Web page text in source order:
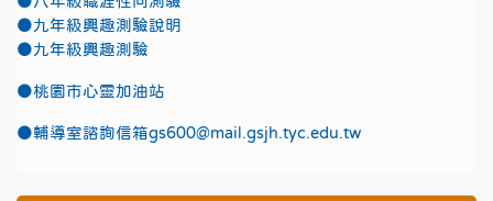
●九年級興趣測驗說明
●九年級興趣測驗
●桃園市心靈加油站
●輔導室諮詢信箱gs600@mail.gsjh.tyc.edu.tw